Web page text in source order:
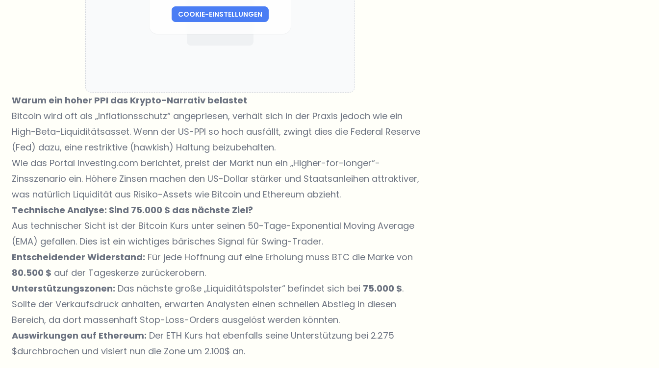
COOKIE-EINSTELLUNGEN
Warum ein hoher PPI das Krypto-Narrativ belastet
Bitcoin wird oft als „Inflationsschutz“ angepriesen, verhält sich in der Praxis jedoch wie ein
High-Beta-Liquiditätsasset. Wenn der US-PPI so hoch ausfällt, zwingt dies die Federal Reserve
(Fed) dazu, eine restriktive (hawkish) Haltung beizubehalten.
Wie das Portal Investing.com berichtet, preist der Markt nun ein „Higher-for-longer“-
Zinsszenario ein. Höhere Zinsen machen den US-Dollar stärker und Staatsanleihen attraktiver,
was natürlich Liquidität aus Risiko-Assets wie Bitcoin und Ethereum abzieht.
Technische Analyse: Sind 75.000 $ das nächste Ziel?
Aus technischer Sicht ist der Bitcoin Kurs unter seinen 50-Tage-Exponential Moving Average
(EMA) gefallen. Dies ist ein wichtiges bärisches Signal für Swing-Trader.
Entscheidender Widerstand: Für jede Hoffnung auf eine Erholung muss BTC die Marke von
80.500 $ auf der Tageskerze zurückerobern.
Unterstützungszonen: Das nächste große „Liquiditätspolster“ befindet sich bei 75.000 $.
Sollte der Verkaufsdruck anhalten, erwarten Analysten einen schnellen Abstieg in diesen
Bereich, da dort massenhaft Stop-Loss-Orders ausgelöst werden könnten.
Auswirkungen auf Ethereum: Der ETH Kurs hat ebenfalls seine Unterstützung bei 2.275
$durchbrochen und visiert nun die Zone um 2.100$ an.